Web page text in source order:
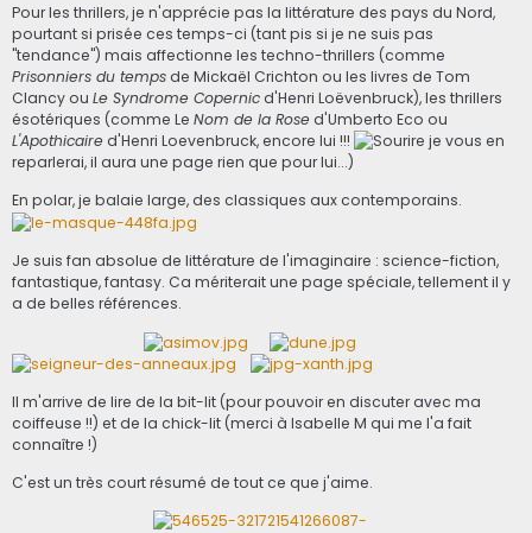
Pour les thrillers, je n'apprécie pas la littérature des pays du Nord,
pourtant si prisée ces temps-ci (tant pis si je ne suis pas
"tendance") mais affectionne les techno-thrillers (comme
Prisonniers du tempsde Mickaël Crichton ou les livres de Tom
Clancy ou Le Syndrome Copernicd'Henri Loëvenbruck), les thrillers
ésotériques (comme Le Nom de la Rose d'Umberto Eco ou
L'Apothicaire d'Henri Loevenbruck, encore lui !!!
je vous en
reparlerai, il aura une page rien que pour lui...)
En polar, je balaie large, des classiques aux contemporains.
Je suis fan absolue de littérature de l'imaginaire : science-fiction,
fantastique, fantasy. Ca mériterait une page spéciale, tellement il y
a de belles références.
Il m'arrive de lire de la bit-lit (pour pouvoir en discuter avec ma
coiffeuse !!) et de la chick-lit (merci à Isabelle M qui me l'a fait
connaître !)
C'est un très court résumé de tout ce que j'aime.